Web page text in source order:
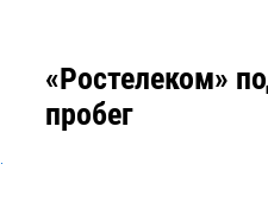
«Ростелеком»
пробег